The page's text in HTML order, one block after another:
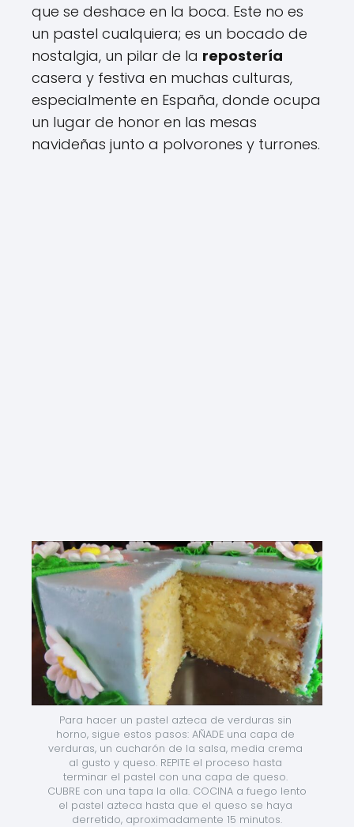
que se deshace en la boca. Este no es
un pastel cualquiera; es un bocado de
nostalgia, un pilar de la repostería
casera y festiva en muchas culturas,
especialmente en España, donde ocupa
un lugar de honor en las mesas
navideñas junto a polvorones y turrones.
Para hacer un pastel azteca de verduras sin
horno, sigue estos pasos: AÑADE una capa de
verduras, un cucharón de la salsa, media crema
al gusto y queso. REPITE el proceso hasta
terminar el pastel con una capa de queso.
CUBRE con una tapa la olla. COCINA a fuego lento
el pastel azteca hasta que el queso se haya
derretido, aproximadamente 15 minutos.